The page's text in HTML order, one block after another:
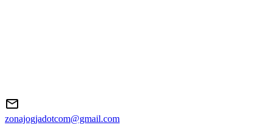
zonajogjadotcom@gmail.com